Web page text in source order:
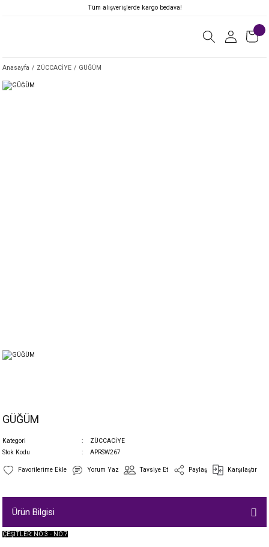
Tüm alışverişlerde kargo bedava!
Anasayfa ZÜCCACİYE GÜĞÜM
GÜĞÜM
Kategori
ZÜCCACİYE
Stok Kodu
APRSW267
Yorum Yaz Tavsiye Et Paylaş Karşılaştır
Ürün Bilgisi
ÇEŞİTLER: NO:3 - NO:7